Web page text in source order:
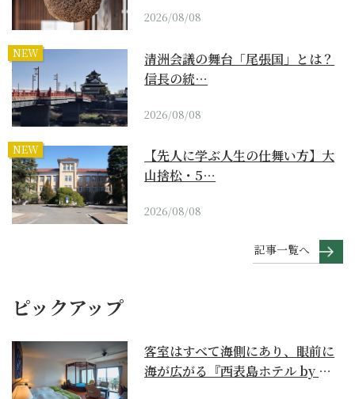
2026/08/08
NEW
清洲会議の舞台「尾張国」とは？
信長の統…
2026/08/08
NEW
【先人に学ぶ人生の仕舞い方】大
山捨松・5…
2026/08/08
記事一覧へ
ピックアップ
客室はすべて海側にあり、眼前に
海が広がる『西表島ホテル by 星